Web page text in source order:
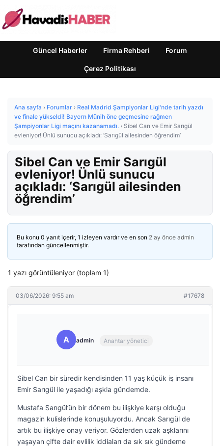
Güncel Haberler Firma Rehberi Forum
Çerez Politikası
Ana sayfa › Forumlar › Real Madrid Şampiyonlar Ligi'nde tarih yazdı
ve finale yükseldi! Bayern Münih öne geçmesine rağmen
Şampiyonlar Ligi maçını kazanamadı. › Sibel Can ve Emir Sarıgül
evleniyor! Ünlü sunucu açıkladı: ‘Sarıgül ailesinden öğrendim’
Sibel Can ve Emir Sarıgül
evleniyor! Ünlü sunucu
açıkladı: ‘Sarıgül ailesinden
öğrendim’
Bu konu 0 yanıt içerir, 1 izleyen vardır ve en son 2 ay önce admin
tarafından güncellenmiştir.
1 yazı görüntüleniyor (toplam 1)
03/06/2026: 9:55 am #17678
A admin Anahtar yönetici
Sibel Can bir süredir kendisinden 11 yaş küçük iş insanı
Emir Sarıgül ile yaşadığı aşkla gündemde.
Mustafa Sarıgül’ün bir dönem bu ilişkiye karşı olduğu
magazin kulislerinde konuşuluyordu. Ancak Sarıgül de
artık bu ilişkiye onay veriyor. Gözlerden uzak aşklarını
yaşayan çifte dair evlilik iddiaları da sık sık gündeme